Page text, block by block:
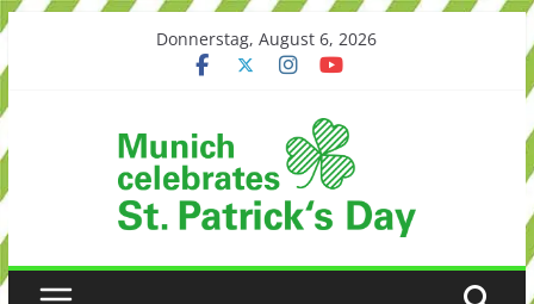
Skip
to
Donnerstag, August 6, 2026